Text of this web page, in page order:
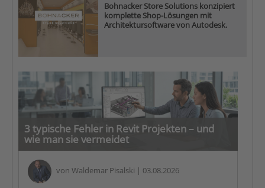
Bohnacker Store Solutions konzipiert
komplette Shop-Lösungen mit
Architektursoftware von Autodesk.
3 typische Fehler in Revit Projekten – und
wie man sie vermeidet
von Waldemar Pisalski | 03.08.2026